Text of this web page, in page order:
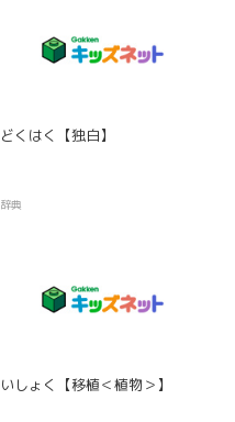
どくはく【独白】
辞典
いしょく【移植＜植物＞】